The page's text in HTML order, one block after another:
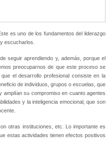
es uno de los fundamentos del liderazgo
escucharlos.
seguir aprendiendo y, además, por­que el
preocuparnos de que este proceso se
el desarrollo profesional consiste en la
de individuos, grupos o escue­las, que
su compro­miso en cuanto agentes
y la inteligencia emocional, que son
otras instituciones, etc. Lo importante es
estas activi­dades tienen efectos positivos